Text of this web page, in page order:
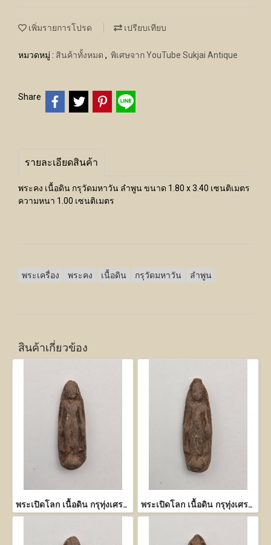
เพิ่มรายการโปรด เปรียบเทียบ
หมวดหมู่ : สินค้าทั้งหมด , พิเศษจาก YouTube Sukjai Antique
Share
รายละเอียดสินค้า
พระคง เนื้อดิน กรุวัดมหาวัน ลำพูน ขนาด 1.80 x 3.40 เซนติเมตร
ความหนา 1.00 เซนติเมตร
พระเครื่อง พระคง เนื้อดิน กรุวัดมหาวัน ลำพูน
สินค้าเกี่ยวข้อง
พระเปิดโลก เนื้อดิน กรุทุ่งเศรษฐี กำแพงเพชร พระเปิดโลก เนื้อดิน กรุทุ่งเศรษฐี กำแพงเพชร